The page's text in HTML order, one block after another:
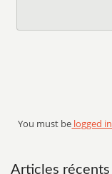
You must be logged in
Articles récents